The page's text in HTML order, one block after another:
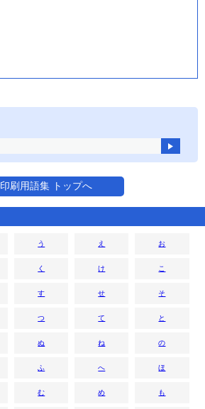
印刷用語集 トップへ
う え お
く け こ
す せ そ
つ て と
ぬ ね の
ふ へ ほ
む め も